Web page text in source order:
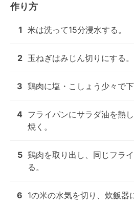
作り方
1 米は洗って15分浸水する。
2 玉ねぎはみじん切りにする。
3 鶏肉に塩・こしょう少々で下
4 フライパンにサラダ油を熱
焼く。
5 鶏肉を取り出し、同じフラ
る。
6 1の米の水気を切り、炊飯器